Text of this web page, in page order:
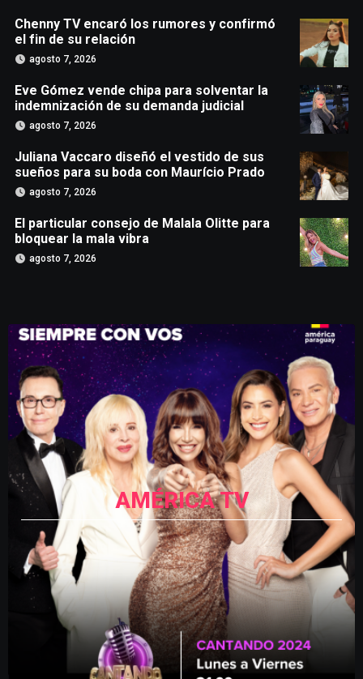
Chenny TV encaró los rumores y confirmó
el fin de su relación
agosto 7, 2026
Eve Gómez vende chipa para solventar la
indemnización de su demanda judicial
agosto 7, 2026
Juliana Vaccaro diseñó el vestido de sus
sueños para su boda con Maurício Prado
agosto 7, 2026
El particular consejo de Malala Olitte para
bloquear la mala vibra
agosto 7, 2026
AMÉRICA TV